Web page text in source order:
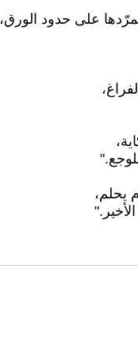
على حدود الورق،
يحلم،